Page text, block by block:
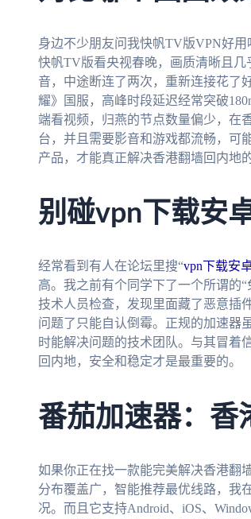
身边不少朋友问我快帆TV版VPN好
快帆TV版看央视春晚，画质清晰且
音，中途断连了两次，重新连接花了
耀》国服，高峰时段延迟经常突破
端看视频，归燕的节点数量偏少，在
台，并且需要影音和游戏都流畅，
产品，才能真正解决香港翻墙回内地
别碰vpn下载安
经常看到有人在论坛里搜“vpn下载安
高。我之前有个同学下了一个所谓的
技术人员检查，发现里面藏了恶意插
问题了只能自认倒霉。正规的加速器
时能解决问题的技术团队。与其冒
回内地，安全和稳定才是最重要的。
番茄加速器：香
如果你正在找一款能完美解决香港翻
分布覆盖广，智能推荐最优线路，我
况。而且它支持Android、iOS、